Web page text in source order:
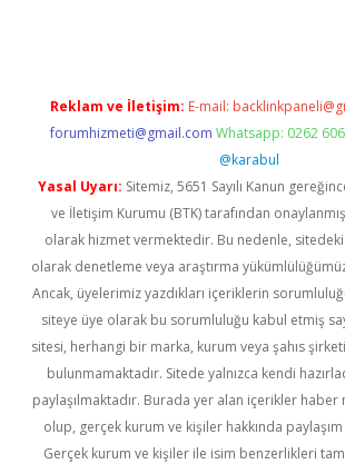
Reklam ve İletişim: E-mail:
forumhizmeti@gmail.com Whatsapp: 0262
@karabul
Yasal Uyarı: Sitemiz, 5651 Sayılı Kanun
ve İletişim Kurumu (BTK) tarafından onaylanmış
olarak hizmet vermektedir. Bu nedenle,
olarak denetleme veya araştırma
Ancak, üyelerimiz yazdıkları içeriklerin
siteye üye olarak bu sorumluluğu kabul etmiş
sitesi, herhangi bir marka, kurum veya şahıs
bulunmamaktadır. Sitede yalnızca kendi
paylaşılmaktadır. Burada yer alan içerikler haber
olup, gerçek kurum ve kişiler hakkında
Gerçek kurum ve kişiler ile isim benzerlikleri